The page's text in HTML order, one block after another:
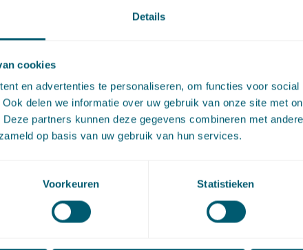
Details
cookies
en advertenties te personaliseren, om functies voor social
delen we informatie over uw gebruik van onze site met
partners kunnen deze gegevens combineren met
op basis van uw gebruik van hun services.
Voorkeuren Statistieken
in de tussenliggende tijd nog volgens de
van het omgevingsplan en de transitie naar de
relevante kamerstukken.
viaLinkedInen